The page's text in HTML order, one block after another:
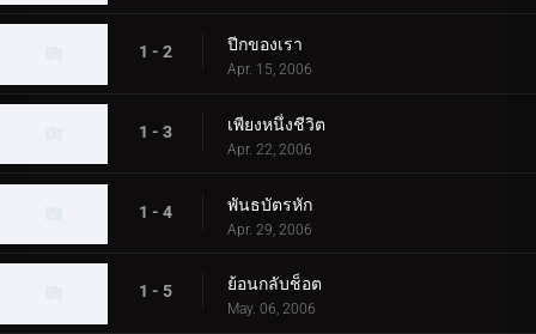
1 - 2 ปีกของเรา
Apr. 15, 2006
1 - 3 เพียงหนึ่งชีวิต
Apr. 22, 2006
1 - 4 พันธบัตรหัก
Apr. 29, 2006
1 - 5 ย้อนกลับช็อต
May. 06, 2006